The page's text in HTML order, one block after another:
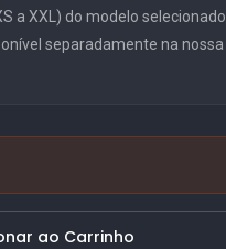
a XXL) do modelo selecionado
separadamente na nossa
ao Carrinho